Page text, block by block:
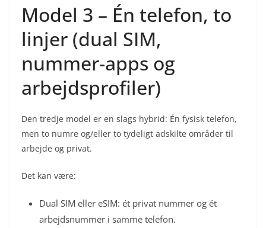
Model 3 – Én telefon, to
linjer (dual SIM,
nummer-apps og
arbejdsprofiler)
Den tredje model er en slags hybrid: Én fysisk telefon,
men to numre og/eller to tydeligt adskilte områder til
arbejde og privat.
Det kan være:
Dual SIM eller eSIM: ét privat nummer og ét
arbejdsnummer i samme telefon.